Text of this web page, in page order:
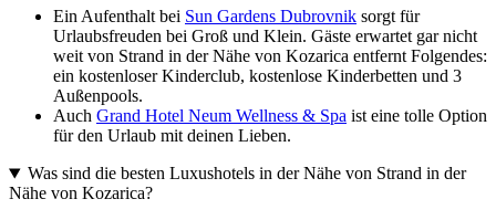
Ein Aufenthalt bei Sun Gardens Dubrovnik sorgt für
Urlaubsfreuden bei Groß und Klein. Gäste erwartet gar nicht
weit von Strand in der Nähe von Kozarica entfernt Folgendes:
ein kostenloser Kinderclub, kostenlose Kinderbetten und 3
Außenpools.
Auch Grand Hotel Neum Wellness & Spa ist eine tolle Option
für den Urlaub mit deinen Lieben.
Was sind die besten Luxushotels in der Nähe von Strand in der
Nähe von Kozarica?